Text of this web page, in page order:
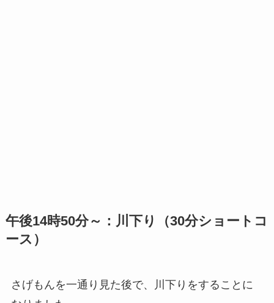
午後14時50分～：川下り（30分ショートコ
ース）
さげもんを一通り見た後で、川下りをすることに